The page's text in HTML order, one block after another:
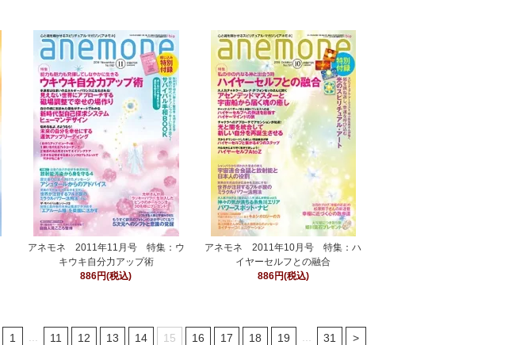
アネモネ 2011年11月号 特集：ウ
キウキ自分力アップ術
886円(税込)
アネモネ 2011年10月号 特集：ハ
イヤーセルフとの融合
886円(税込)
1 11 12 13 14 15 16 17 18 19 31 >